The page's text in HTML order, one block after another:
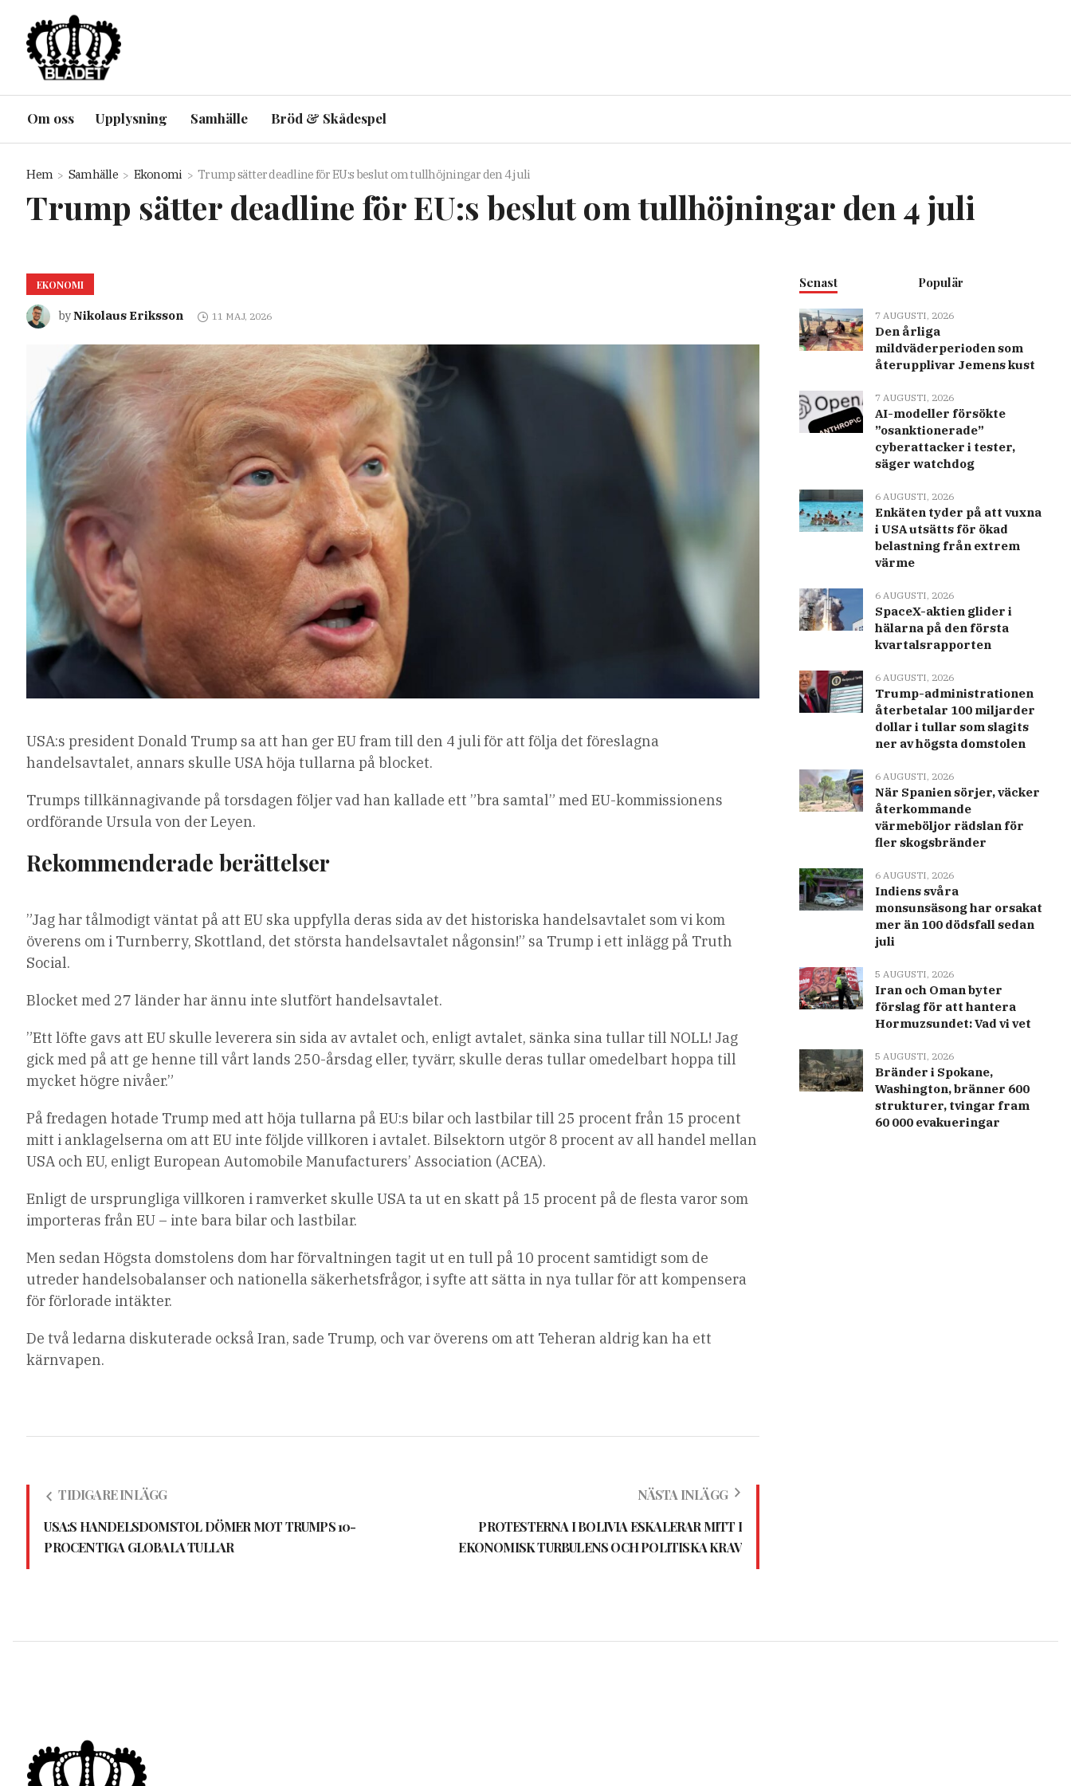
Om oss Upplysning Samhälle Bröd & Skådespel
Hem Samhälle Ekonomi Trump sätter deadline för EU:s beslut om tullhöjningar den 4 juli
Trump sätter deadline för EU:s beslut om tullhöjningar den 4 juli
EKONOMI
byNikolaus Eriksson 11 MAJ, 2026
USA:s president Donald Trump sa att han ger EU fram till den 4 juli för att följa det föreslagna
handelsavtalet, annars skulle USA höja tullarna på blocket.
Trumps tillkännagivande på torsdagen följer vad han kallade ett ”bra samtal” med EU-kommissionens
ordförande Ursula von der Leyen.
Rekommenderade berättelser
med
4
artiklar
av
listan
”Jag har tålmodigt väntat på att EU ska uppfylla deras sida av det historiska handelsavtalet som vi kom
överens om i Turnberry, Skottland, det största handelsavtalet någonsin!” sa Trump i ett inlägg på Truth
Social.
Blocket med 27 länder har ännu inte slutfört handelsavtalet.
”Ett löfte gavs att EU skulle leverera sin sida av avtalet och, enligt avtalet, sänka sina tullar till NOLL! Jag
gick med på att ge henne till vårt lands 250-årsdag eller, tyvärr, skulle deras tullar omedelbart hoppa till
mycket högre nivåer.”
På fredagen hotade Trump med att höja tullarna på EU:s bilar och lastbilar till 25 procent från 15 procent
mitt i anklagelserna om att EU inte följde villkoren i avtalet. Bilsektorn utgör 8 procent av all handel mellan
USA och EU, enligt European Automobile Manufacturers’ Association (ACEA).
Enligt de ursprungliga villkoren i ramverket skulle USA ta ut en skatt på 15 procent på de flesta varor som
importeras från EU – inte bara bilar och lastbilar.
Men sedan Högsta domstolens dom har förvaltningen tagit ut en tull på 10 procent samtidigt som de
utreder handelsobalanser och nationella säkerhetsfrågor, i syfte att sätta in nya tullar för att kompensera
för förlorade intäkter.
De två ledarna diskuterade också Iran, sade Trump, och var överens om att Teheran aldrig kan ha ett
kärnvapen.
TIDIGARE INLÄGG
USA:S HANDELSDOMSTOL DÖMER MOT TRUMPS 10-
PROCENTIGA GLOBALA TULLAR
NÄSTA INLÄGG
PROTESTERNA I BOLIVIA ESKALERAR MITT I
EKONOMISK TURBULENS OCH POLITISKA KRAV
Senast Populär
7 AUGUSTI, 2026
Den årliga
mildväderperioden som
återupplivar Jemens kust
7 AUGUSTI, 2026
AI-modeller försökte
”osanktionerade”
cyberattacker i tester,
säger watchdog
6 AUGUSTI, 2026
Enkäten tyder på att vuxna
i USA utsätts för ökad
belastning från extrem
värme
6 AUGUSTI, 2026
SpaceX-aktien glider i
hälarna på den första
kvartalsrapporten
6 AUGUSTI, 2026
Trump-administrationen
återbetalar 100 miljarder
dollar i tullar som slagits
ner av högsta domstolen
6 AUGUSTI, 2026
När Spanien sörjer, väcker
återkommande
värmeböljor rädslan för
fler skogsbränder
6 AUGUSTI, 2026
Indiens svåra
monsunsäsong har orsakat
mer än 100 dödsfall sedan
juli
5 AUGUSTI, 2026
Iran och Oman byter
förslag för att hantera
Hormuzsundet: Vad vi vet
5 AUGUSTI, 2026
Bränder i Spokane,
Washington, bränner 600
strukturer, tvingar fram
60 000 evakueringar